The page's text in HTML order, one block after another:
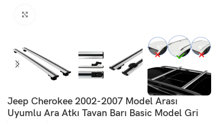
Jeep Cherokee 2002-2007 Model Arası
Uyumlu Ara Atkı Tavan Barı Basic Model Gri